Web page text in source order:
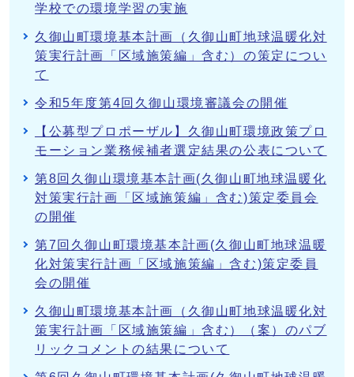
学校での環境学習の実施
久御山町環境基本計画（久御山町地球温暖化対
策実行計画「区域施策編」含む）の策定につい
て
令和5年度第4回久御山環境審議会の開催
【公募型プロポーザル】久御山町環境政策プロ
モーション業務候補者選定結果の公表について
第8回久御山環境基本計画(久御山町地球温暖化
対策実行計画「区域施策編」含む)策定委員会
の開催
第7回久御山町環境基本計画(久御山町地球温暖
化対策実行計画「区域施策編」含む)策定委員
会の開催
久御山町環境基本計画（久御山町地球温暖化対
策実行計画「区域施策編」含む）（案）のパブ
リックコメントの結果について